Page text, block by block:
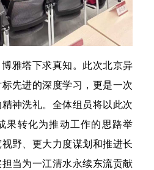
雅塔下求真知。此次北京异
先进的深度学习，更是一次
神洗礼。全体组员将以此次
果转化为推动工作的思路举
野、更大力度谋划和推进长
当为一江清水永续东流贡献